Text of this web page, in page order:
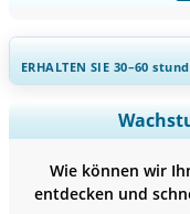
ERHALTEN SIE 30–60
Regionale und
Segmentanalyse,
Wie können wir
entdecken und